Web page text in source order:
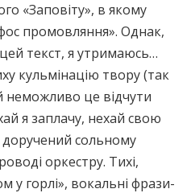
«Заповіту», в якому
промовляння». Однак,
текст, я утримаюсь…
кульмінацію твору (так
неможливо це відчути
я заплачу, нехай свою
доручений сольному
оркестру. Тихі,
у горлі», вокальні фрази-